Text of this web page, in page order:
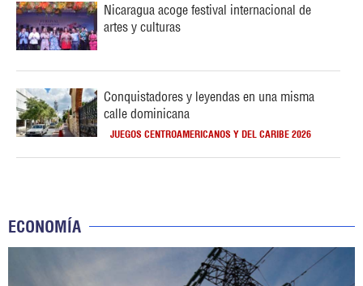
Nicaragua acoge festival internacional de
artes y culturas
Conquistadores y leyendas en una misma
calle dominicana
JUEGOS CENTROAMERICANOS Y DEL CARIBE 2026
ECONOMÍA